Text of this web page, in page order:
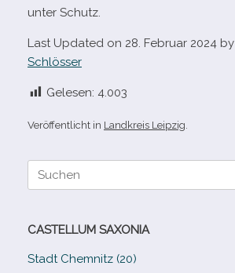
unter Schutz.
Last Updated on 28. Februar 2024 by
Schlösser
Gelesen: 4.003
Veröffentlicht in Landkreis Leipzig
Suche
CASTELLUM SAXONIA
Stadt Chemnitz (20)